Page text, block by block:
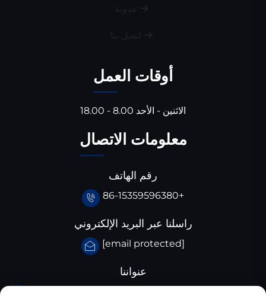
أوقات العمل
الاثنين - الأحد 8.00 - 18.00
معلومات الاتصال
رقم الهاتف
+86-15359596380
راسلنا عبر البريد الإلكتروني
[email protected]
عنواننا